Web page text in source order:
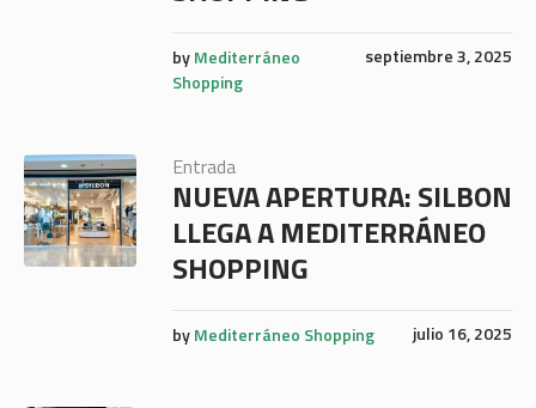
septiembre 3, 2025
byMediterráneo
Shopping
Entrada
NUEVA APERTURA: SILBON
LLEGA A MEDITERRÁNEO
SHOPPING
julio 16, 2025
byMediterráneo Shopping